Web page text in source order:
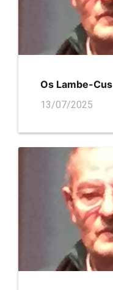
Os Lambe-Cus
13/07/2025